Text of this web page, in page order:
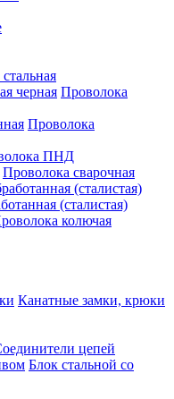
Проволока
Проволока
ПНД
Проволока сварочная
(сталистая)
колючая
Канатные замки, крюки
цепей
Блок стальной со